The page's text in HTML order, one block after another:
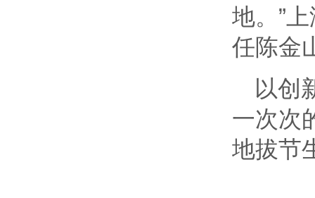
地。”
任陈金
以创
一次次
地拔节